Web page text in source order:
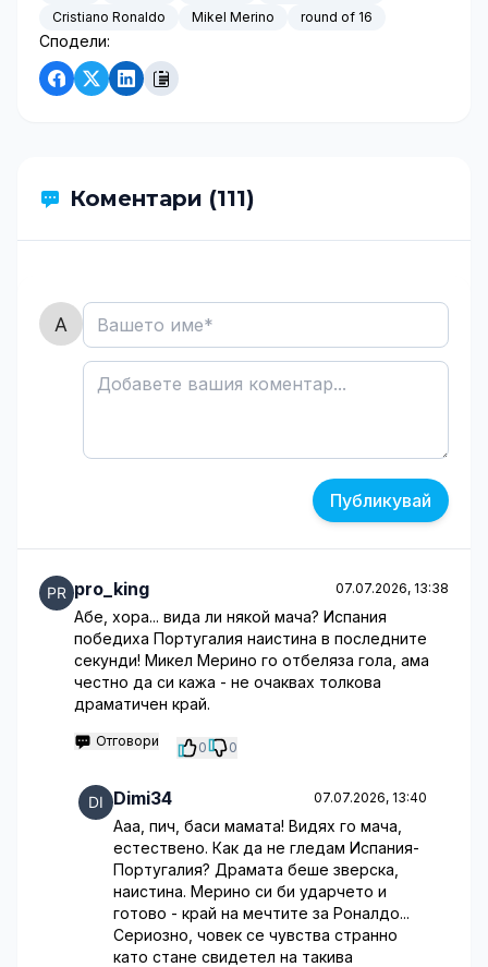
Cristiano Ronaldo Mikel Merino round of 16
Сподели:
Коментари (111)
Публикувай
pro_king 07.07.2026, 13:38
Абе, хора... вида ли някой мача? Испания
победиха Португалия наистина в последните
секунди! Микел Мерино го отбеляза гола, ама
честно да си кажа - не очаквах толкова
драматичен край.
Отговори 0 0
Dimi34 07.07.2026, 13:40
Ааа, пич, баси мамата! Видях го мача,
естествено. Как да не гледам Испания-
Португалия? Драмата беше зверска,
наистина. Мерино си би ударчето и
готово - край на мечтите за Роналдо...
Сериозно, човек се чувства странно
като стане свидетел на такива